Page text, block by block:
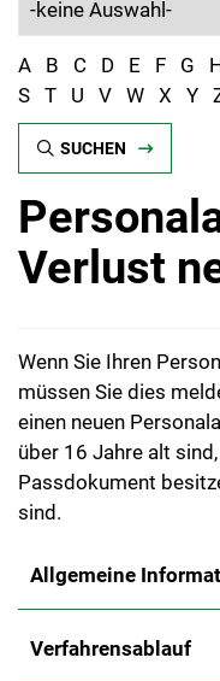
A B C D E F G
S T U V W X Y
SUCHEN
Verlust
Wenn Sie Ihren
müssen Sie dies
einen neuen
über 16 Jahre alt
Passdokument
sind.
Allgemeine
Verfahrensablauf